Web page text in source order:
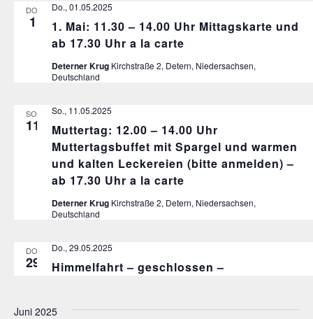
DO.
1
1. Mai: 11.30 – 14.00 Uhr Mittagskarte und
ab 17.30 Uhr a la carte
Do., 01.05.2025
Deterner Krug Kirchstraße 2, Detern, Niedersachsen,
Deutschland
SO.
11
Muttertag: 12.00 – 14.00 Uhr
Muttertagsbuffet mit Spargel und warmen
und kalten Leckereien (bitte anmelden) –
ab 17.30 Uhr a la carte
So., 11.05.2025
Deterner Krug Kirchstraße 2, Detern, Niedersachsen,
Deutschland
DO.
29 Himmelfahrt – geschlossen –
Do., 29.05.2025
Juni 2025